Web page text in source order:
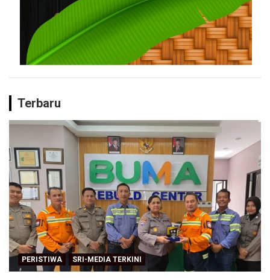
Terbaru
PERISTIWA SRI-MEDIA TERKINI